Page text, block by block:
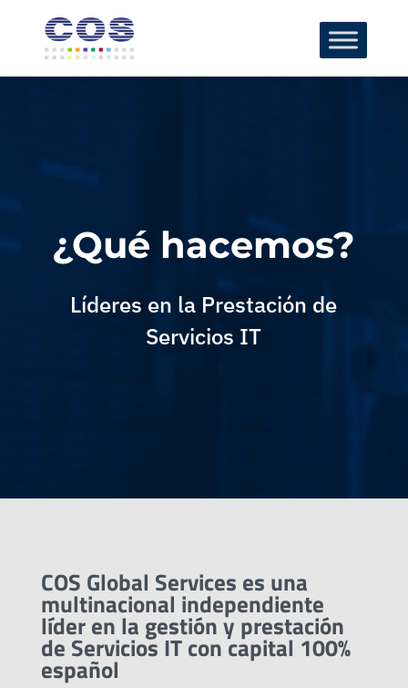
¿Qué hacemos?
Líderes en la Prestación de
Servicios IT
COS Global Services es una
multinacional independiente
líder en la gestión y prestación
de Servicios IT con capital 100%
español